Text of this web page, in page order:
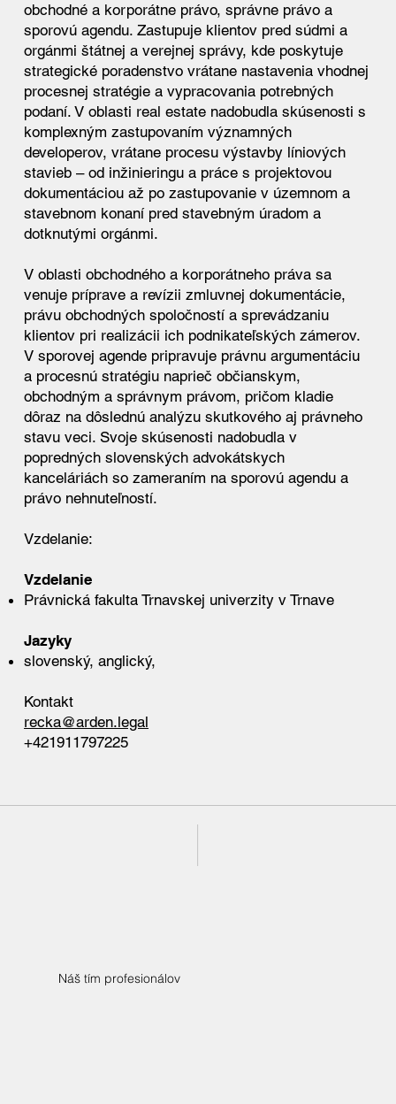
Náš tím profesionálov
obchodné a korporátne právo, správne právo a
sporovú agendu. Zastupuje klientov pred súdmi a
orgánmi štátnej a verejnej správy, kde poskytuje
strategické poradenstvo vrátane nastavenia vhodnej
procesnej stratégie a vypracovania potrebných
podaní. V oblasti real estate nadobudla skúsenosti s
komplexným zastupovaním významných
developerov, vrátane procesu výstavby líniových
stavieb – od inžinieringu a práce s projektovou
dokumentáciou až po zastupovanie v územnom a
stavebnom konaní pred stavebným úradom a
dotknutými orgánmi.
V oblasti obchodného a korporátneho práva sa
venuje príprave a revízii zmluvnej dokumentácie,
právu obchodných spoločností a sprevádzaniu
klientov pri realizácii ich podnikateľských zámerov.
V sporovej agende pripravuje právnu argumentáciu
a procesnú stratégiu naprieč občianskym,
obchodným a správnym právom, pričom kladie
dôraz na dôslednú analýzu skutkového aj právneho
stavu veci. Svoje skúsenosti nadobudla v
popredných slovenských advokátskych
kanceláriách so zameraním na sporovú agendu a
právo nehnuteľností.
Vzdelanie:
Vzdelanie
Právnická fakulta Trnavskej univerzity v Trnave
Jazyky
slovenský, anglický,
Kontakt
recka@arden.legal
+421911797225